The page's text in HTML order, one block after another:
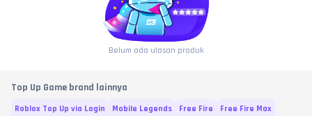
Belum ada ulasan produk
Top Up Game brand lainnya
Roblox Top Up via Login Mobile Legends Free Fire
Free Fire Max